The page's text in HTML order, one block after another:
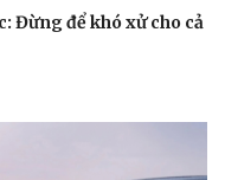
Đừng để khó xử cho cả